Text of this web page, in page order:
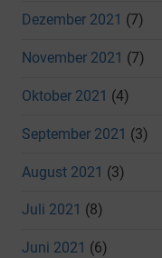
Dezember 2021 (7)
November 2021 (7)
Oktober 2021 (4)
September 2021 (3)
August 2021 (3)
Juli 2021 (8)
Juni 2021 (6)